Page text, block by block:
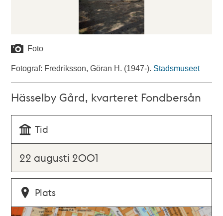
Foto
Fotograf: Fredriksson, Göran H. (1947-). Stadsmuseet
Hässelby Gård, kvarteret Fondbersån
Tid
22 augusti 2001
Plats